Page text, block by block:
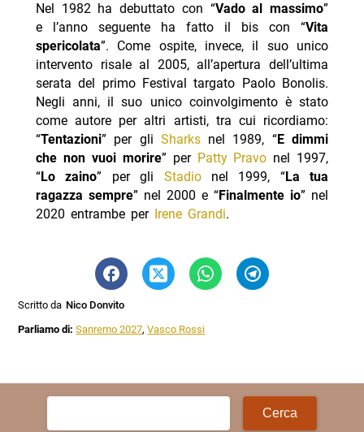
Nel 1982 ha debuttato con “Vado al massimo”
e l’anno seguente ha fatto il bis con “Vita
spericolata”. Come ospite, invece, il suo unico
intervento risale al 2005, all’apertura dell’ultima
serata del primo Festival targato Paolo Bonolis.
Negli anni, il suo unico coinvolgimento è stato
come autore per altri artisti, tra cui ricordiamo:
“Tentazioni” per gli Sharksnel 1989, “E dimmi
che non vuoi morire” per Patty Pravo nel 1997,
“Lo zaino” per gli Stadionel 1999, “La tua
ragazza sempre” nel 2000 e “Finalmente io” nel
2020 entrambe per Irene Grandi.
Scritto da Nico Donvito
Parliamo di:Sanremo 2027,Vasco Rossi
Ricerca